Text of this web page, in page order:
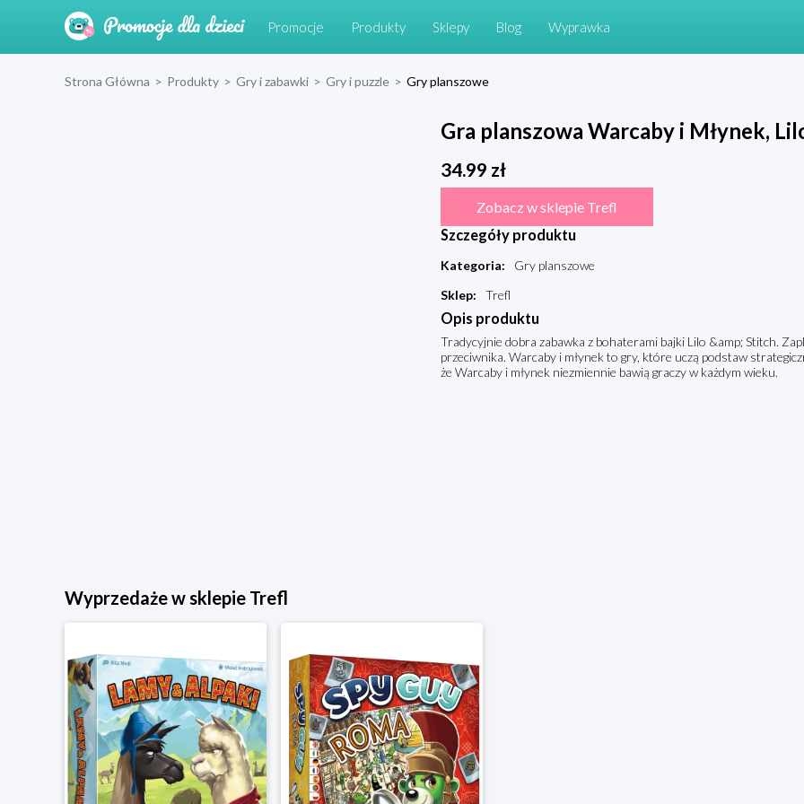
Promocje Produkty Sklepy Blog Wyprawka
Strona Główna > Produkty > Gry i zabawki > Gry i puzzle > Gry planszowe
Gra planszowa Warcaby i Młynek,
34.99 zł
Zobacz w sklepie Trefl
Szczegóły produktu
Kategoria:
Gry planszowe
Sklep: Trefl
Opis produktu
Tradycyjnie dobra zabawka z bohaterami bajki Lilo &amp; Stitch.
przeciwnika. Warcaby i młynek to gry, które uczą podstaw
że Warcaby i młynek niezmiennie bawią graczy w każdym wieku.
Wyprzedaże w sklepie Trefl